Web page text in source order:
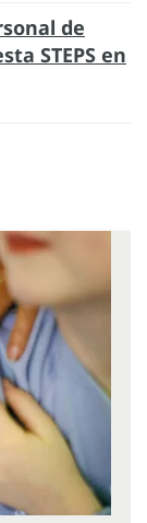
de
STEPS en